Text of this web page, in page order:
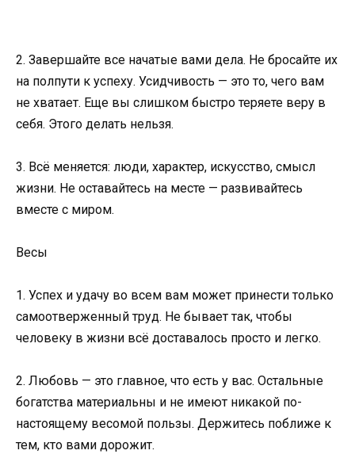
2. Завершайте все начатые вами дела. Не бросайте их
на полпути к успеху. Усидчивость — это то, чего вам
не хватает. Еще вы слишком быстро теряете веру в
себя. Этого делать нельзя.
3. Всё меняется: люди, характер, искусство, смысл
жизни. Не оставайтесь на месте — развивайтесь
вместе с миром.
Весы
1. Успех и удачу во всем вам может принести только
самоотверженный труд. Не бывает так, чтобы
человеку в жизни всё доставалось просто и легко.
2. Любовь — это главное, что есть у вас. Остальные
богатства материальны и не имеют никакой по-
настоящему весомой пользы. Держитесь поближе к
тем, кто вами дорожит.